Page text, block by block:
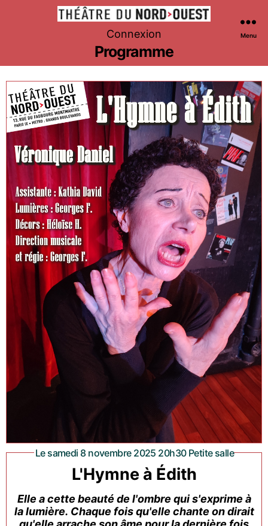
Théâtre
du
Nord-
Ouest
Connexion Menu
Programme
Le samedi 8 novembre 2025 20h30 Petite salle
L'Hymne à Édith
Elle a cette beauté de l'ombre qui s'exprime à
la lumière. Chaque fois qu'elle chante on dirait